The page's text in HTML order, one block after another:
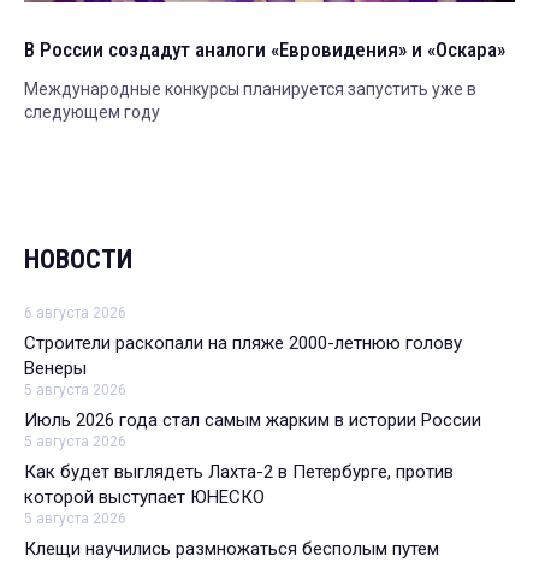
В России создадут аналоги «Евровидения» и «Оскара»
Международные конкурсы планируется запустить уже в
следующем году
НОВОСТИ
6 августа 2026
Строители раскопали на пляже 2000-летнюю голову
Венеры
5 августа 2026
Июль 2026 года стал самым жарким в истории России
5 августа 2026
Как будет выглядеть Лахта-2 в Петербурге, против
которой выступает ЮНЕСКО
5 августа 2026
Клещи научились размножаться бесполым путем